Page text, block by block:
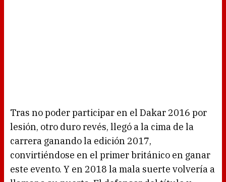
Tras no poder participar en el Dakar 2016 por
lesión, otro duro revés, llegó a la cima de la
carrera ganando la edición 2017,
convirtiéndose en el primer británico en ganar
este evento. Y en 2018 la mala suerte volvería a